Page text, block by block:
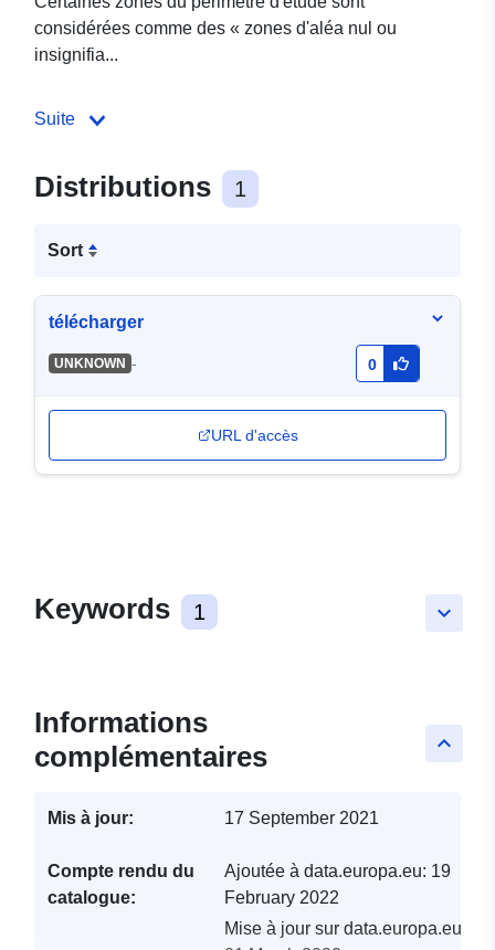
considérées comme des « zones d'aléa nul ou
insignifia...
Suite
Distributions 1
Sort
télécharger
UNKNOWN - 0
URL d'accès
keyboard_arrow_down
Keywords 1
keyboard_arrow_up
Informations
complémentaires
Mis à jour: 17 September 2021
Compte rendu du
catalogue:
Ajoutée à data.europa.eu: 19
February 2022
Mise à jour sur data.europa.eu: